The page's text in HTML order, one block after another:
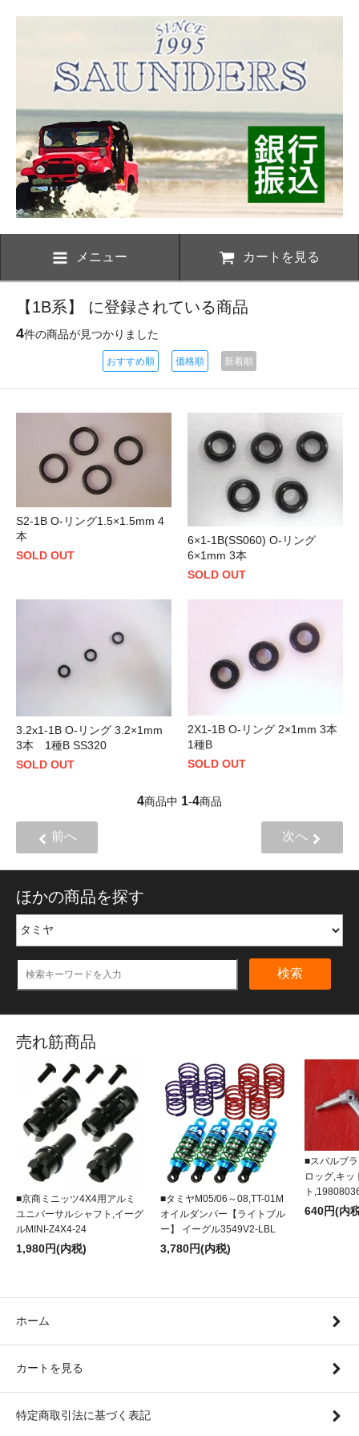
メニュー カートを見る
【1B系】 に登録されている商品
4件の商品が見つかりました
おすすめ順 価格順 新着順
S2-1B O-リング1.5×1.5mm 4
本
SOLD OUT
6×1-1B(SS060) O-リング
6×1mm 3本
SOLD OUT
3.2x1-1B O-リング 3.2×1mm
3本 1種B SS320
SOLD OUT
2X1-1B O-リング 2×1mm 3本
1種B
SOLD OUT
4商品中 1-4商品
前へ 次へ
ほかの商品を探す
検索
売れ筋商品
■京商ミニッツ4X4用アルミ
ユニバーサルシャフト,イーグ
ルMINI-Z4X4-24
1,980円(内税)
■タミヤM05/06～08,TT-01M
オイルダンパー【ライトブル
ー】 イーグル3549V2-LBL
3,780円(内税)
■スバルブ
ロッグ,キッ
ト
640円(内
ホーム
カートを見る
特定商取引法に基づく表記